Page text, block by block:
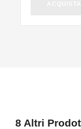
8 Altri